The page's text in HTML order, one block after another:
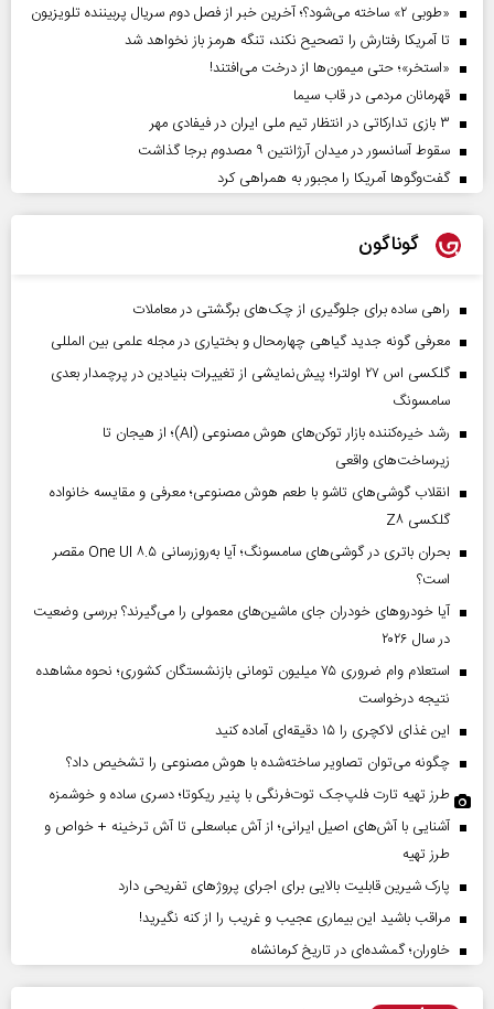
«طوبی ۲» ساخته می‌شود؟؛ آخرین خبر از فصل دوم سریال پربیننده تلویزیون
تا آمریکا رفتارش را تصحیح نکند، تنگه هرمز باز نخواهد شد
«استخر»‌‌؛ حتی میمون‌ها از درخت می‌افتند!
قهرمانان مردمی در قاب سیما
۳ بازی تدارکاتی در انتظار تیم ملی ایران در فیفادی مهر
سقوط آسانسور در میدان آرژانتین ۹ مصدوم برجا گذاشت
گفت‌وگوها آمریکا را مجبور به همراهی کرد
گوناگون
راهی ساده برای جلوگیری از چک‌های برگشتی در معاملات
معرفی گونه جدید گیاهی چهارمحال و بختیاری در مجله علمی بین المللی
گلکسی اس ۲۷ اولترا؛ پیش‌نمایشی از تغییرات بنیادین در پرچمدار بعدی
سامسونگ
رشد خیره‌کننده بازار توکن‌های هوش مصنوعی (AI)؛ از هیجان تا
زیرساخت‌های واقعی
انقلاب گوشی‌های تاشو‌ با طعم هوش مصنوعی؛ معرفی و مقایسه خانواده
گلکسی Z۸
بحران باتری در گوشی‌های سامسونگ؛ آیا به‌روزرسانی One UI ۸.۵ مقصر
است؟
آیا خودروهای خودران جای ماشین‌های معمولی را می‌گیرند؟ بررسی وضعیت
در سال ۲۰۲۶
استعلام وام ضروری ۷۵ میلیون تومانی بازنشستگان کشوری؛ نحوه مشاهده
نتیجه درخواست
این غذای لاکچری را ۱۵ دقیقه‌ای آماده کنید
چگونه می‌توان تصاویر ساخته‌شده با هوش مصنوعی را تشخیص داد؟
طرز تهیه تارت فلپ‌جک توت‌فرنگی با پنیر ریکوتا؛ دسری ساده و خوشمزه
آشنایی با آش‌های اصیل ایرانی؛ از آش عباسعلی تا آش ترخینه + خواص و
طرز تهیه
پارک شیرین قابلیت‌ بالایی برای اجرای پروژهای تفریحی دارد
مراقب باشید این بیماری عجیب و غریب را از کنه نگیرید!
خاوران؛ گمشده‌ای در تاریخ کرمانشاه